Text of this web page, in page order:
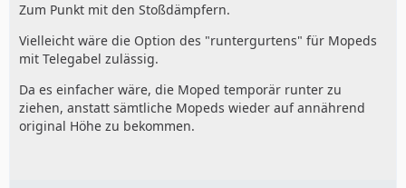
Zum Punkt mit den Stoßdämpfern.
Vielleicht wäre die Option des "runtergurtens" für Mopeds
mit Telegabel zulässig.
Da es einfacher wäre, die Moped temporär runter zu
ziehen, anstatt sämtliche Mopeds wieder auf annährend
original Höhe zu bekommen.